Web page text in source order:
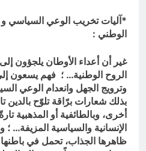
*آليات تخريب الوعي السياسي و
الوطني :
غير أن أعداء الأوطان يلجؤون
الروح الوطنية… ؛ فهم يسعون إلى
وترويج الجهل وانعدام الوعي
بذلك شعارات برّاقة تلوّح بالدين
أخرى، وبالطائفية أو المذهبية
الإنسانية والسياسية المزيفة…
ظاهرها الجذاب، تحمل في